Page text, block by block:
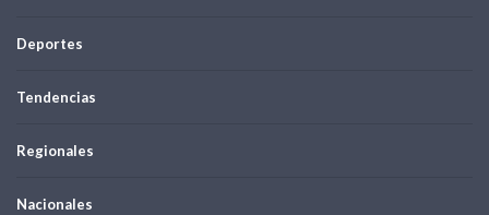
Deportes
Tendencias
Regionales
Nacionales